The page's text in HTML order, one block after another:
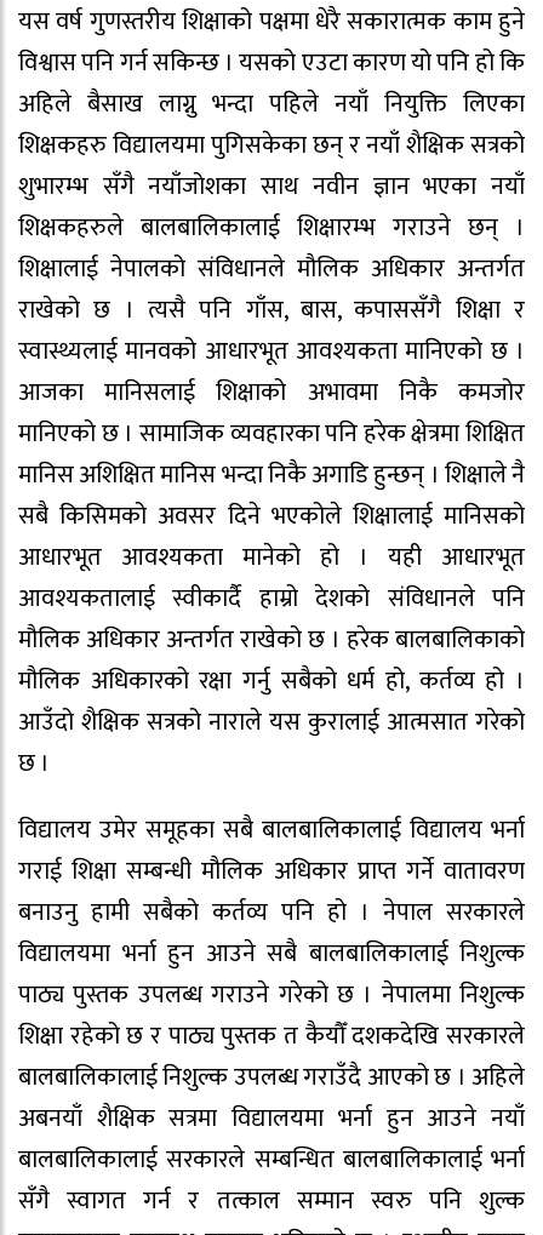
यस वर्ष गुणस्तरीय शिक्षाको पक्षमा धेरै सकारात्मक काम हुने
विश्वास पनि गर्न सकिन्छ । यसको एउटा कारण यो पनि हो कि
अहिले बैसाख लाग्नु भन्दा पहिले नयाँ नियुक्ति लिएका
शिक्षकहरु विद्यालयमा पुगिसकेका छन् र नयाँ शैक्षिक सत्रको
शुभारम्भ सँगै नयाँजोशका साथ नवीन ज्ञान भएका नयाँ
शिक्षकहरुले बालबालिकालाई शिक्षारम्भ गराउने छन् ।
शिक्षालाई नेपालको संविधानले मौलिक अधिकार अन्तर्गत
राखेको छ । त्यसै पनि गाँस, बास, कपाससँगै शिक्षा र
स्वास्थ्यलाई मानवको आधारभूत आवश्यकता मानिएको छ ।
आजका मानिसलाई शिक्षाको अभावमा निकै कमजोर
मानिएको छ । सामाजिक व्यवहारका पनि हरेक क्षेत्रमा शिक्षित
मानिस अशिक्षित मानिस भन्दा निकै अगाडि हुन्छन् । शिक्षाले नै
सबै किसिमको अवसर दिने भएकोले शिक्षालाई मानिसको
आधारभूत आवश्यकता मानेको हो । यही आधारभूत
आवश्यकतालाई स्वीकार्दै हाम्रो देशको संविधानले पनि
मौलिक अधिकार अन्तर्गत राखेको छ । हरेक बालबालिकाको
मौलिक अधिकारको रक्षा गर्नु सबैको धर्म हो, कर्तव्य हो ।
आउँदो शैक्षिक सत्रको नाराले यस कुरालाई आत्मसात गरेको
छ ।
विद्यालय उमेर समूहका सबै बालबालिकालाई विद्यालय भर्ना
गराई शिक्षा सम्बन्धी मौलिक अधिकार प्राप्त गर्ने वातावरण
बनाउनु हामी सबैको कर्तव्य पनि हो । नेपाल सरकारले
विद्यालयमा भर्ना हुन आउने सबै बालबालिकालाई निशुल्क
पाठ्य पुस्तक उपलब्ध गराउने गरेको छ । नेपालमा निशुल्क
शिक्षा रहेको छ र पाठ्य पुस्तक त कैयौँ दशकदेखि सरकारले
बालबालिकालाई निशुल्क उपलब्ध गराउँदै आएको छ । अहिले
अबनयाँ शैक्षिक सत्रमा विद्यालयमा भर्ना हुन आउने नयाँ
बालबालिकालाई सरकारले सम्बन्धित बालबालिकालाई भर्ना
सँगै स्वागत गर्न र तत्काल सम्मान स्वरु पनि शुल्क